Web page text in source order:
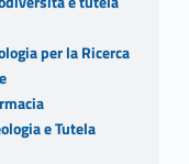
per la Ricerca
e Tutela